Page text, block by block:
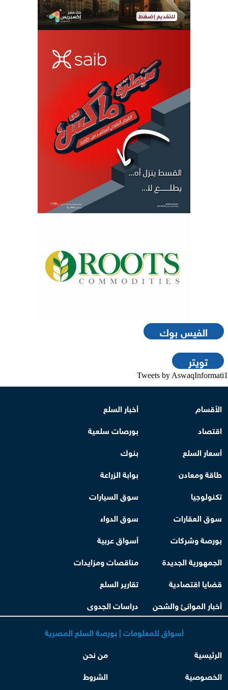
الفيس بوك
تويتر
Tweets by AswaqInformati1
الأقسام
أخبار السلع
اقتصاد
بورصات سلعية
أسعار السلع
بنوك
طاقة ومعادن
بوابة الزراعة
تكنولوجيا
سوق السيارات
سوق العقارات
سوق الدواء
بورصة وشركات
أسواق عربية
الجمهورية الجديدة
مناقصات ومزايدات
قضايا اقتصادية
تقارير السلع
أخبار الموانئ والشحن
دراسات الجدوى
أسواق للمعلومات | بورصة السلع المصرية
الرئيسية
من نحن
الخصوصية
الشروط